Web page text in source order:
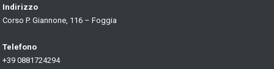
Indirizzo
Corso P. Giannone, 116 – Foggia
Telefono
+39 0881724294